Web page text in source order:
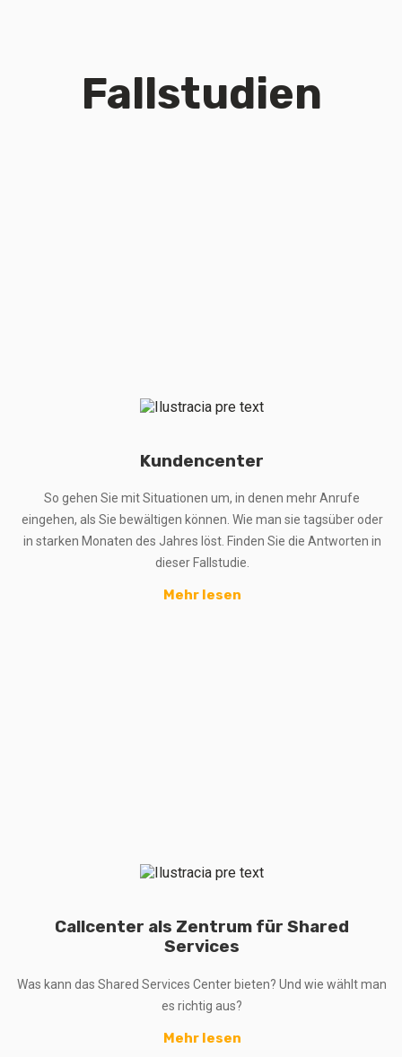
Fallstudien
Kundencenter
So gehen Sie mit Situationen um, in denen mehr Anrufe
eingehen, als Sie bewältigen können. Wie man sie tagsüber oder
in starken Monaten des Jahres löst. Finden Sie die Antworten in
dieser Fallstudie.
Mehr lesen
Callcenter als Zentrum für Shared
Services
Was kann das Shared Services Center bieten? Und wie wählt man
es richtig aus?
Mehr lesen